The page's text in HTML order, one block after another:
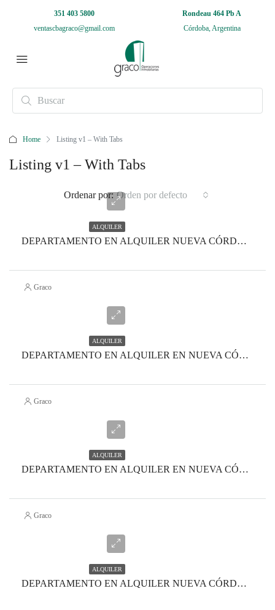
351 403 5800
ventascbagraco@gmail.com
Rondeau 464 Pb A
Córdoba, Argentina
Home Listing v1 – With Tabs
Listing v1 – With Tabs
Ordenar por: Orden por defecto
ALQUILER
DEPARTAMENTO EN ALQUILER NUEVA CÓRDOBA
Graco
ALQUILER
DEPARTAMENTO EN ALQUILER EN NUEVA CÓRDOBA- MONOAMBIENTE
Graco
ALQUILER
DEPARTAMENTO EN ALQUILER EN NUEVA CÓRDOBA
Graco
ALQUILER
DEPARTAMENTO EN ALQUILER NUEVA CÓRDOBA